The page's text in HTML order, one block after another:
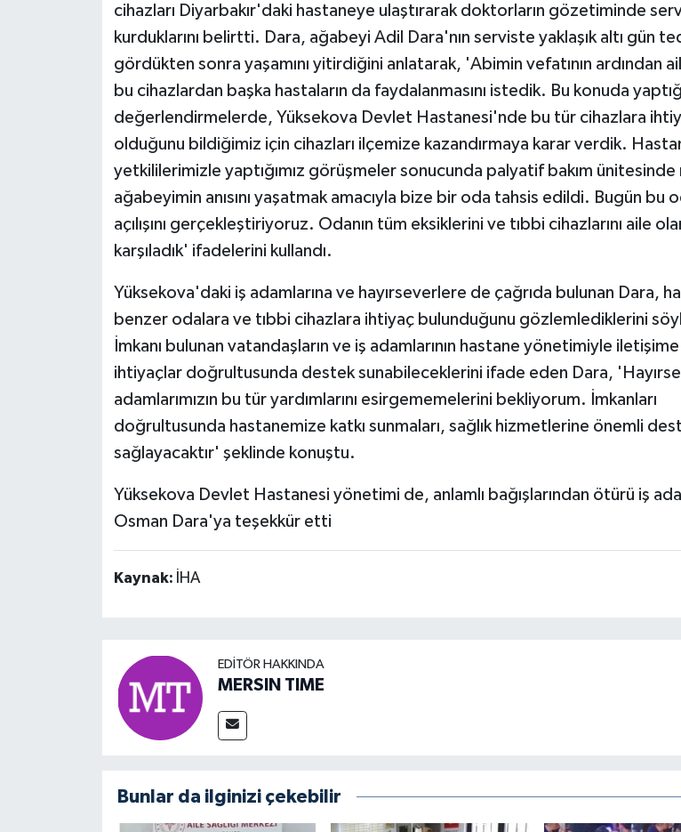
cihazları Diyarbakır'daki hastaneye ulaştırarak doktorların gözetiminde
kurduklarını belirtti. Dara, ağabeyi Adil Dara'nın serviste yaklaşık altı gün
gördükten sonra yaşamını yitirdiğini anlatarak, 'Abimin vefatının ardından
bu cihazlardan başka hastaların da faydalanmasını istedik. Bu konuda
değerlendirmelerde, Yüksekova Devlet Hastanesi'nde bu tür cihazlara
olduğunu bildiğimiz için cihazları ilçemize kazandırmaya karar verdik.
yetkililerimizle yaptığımız görüşmeler sonucunda palyatif bakım
ağabeyimin anısını yaşatmak amacıyla bize bir oda tahsis edildi. Bugün bu
açılışını gerçekleştiriyoruz. Odanın tüm eksiklerini ve tıbbi cihazlarını aile
karşıladık' ifadelerini kullandı.
Yüksekova'daki iş adamlarına ve hayırseverlere de çağrıda bulunan Dara,
benzer odalara ve tıbbi cihazlara ihtiyaç bulunduğunu gözlemlediklerini
İmkanı bulunan vatandaşların ve iş adamlarının hastane yönetimiyle
ihtiyaçlar doğrultusunda destek sunabileceklerini ifade eden Dara,
adamlarımızın bu tür yardımlarını esirgememelerini bekliyorum. İmkanları
doğrultusunda hastanemize katkı sunmaları, sağlık hizmetlerine önemli
sağlayacaktır' şeklinde konuştu.
Yüksekova Devlet Hastanesi yönetimi de, anlamlı bağışlarından ötürü iş
Osman Dara'ya teşekkür etti
Kaynak: İHA
EDITÖR HAKKINDA
MERSIN TIME
Bunlar da ilginizi çekebilir